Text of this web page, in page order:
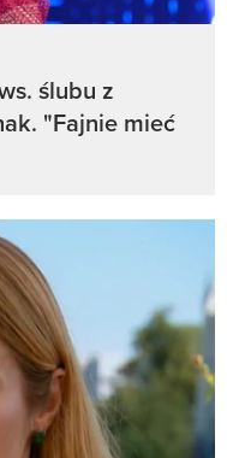
ślubu z
"Fajnie mieć